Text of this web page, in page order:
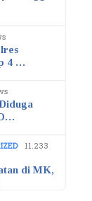
4 …
11.233
di MK,